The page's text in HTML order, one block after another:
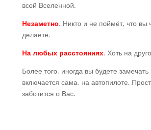
всей Вселенной.
Незаметно. Никто и не поймёт, что вы
делаете.
На любых расстояниях. Хоть на
Более того, иногда вы будете замечать
включается сама, на автопилоте.
заботится о Вас.